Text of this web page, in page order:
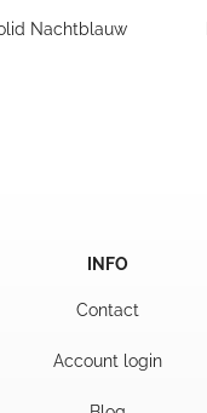
Nachtblauw
INFO
Contact
Account login